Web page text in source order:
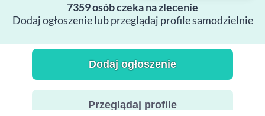
7359 osób czeka na zlecenie
Dodaj ogłoszenie lub przeglądaj profile samodzielnie
Dodaj ogłoszenie
Przeglądaj profile